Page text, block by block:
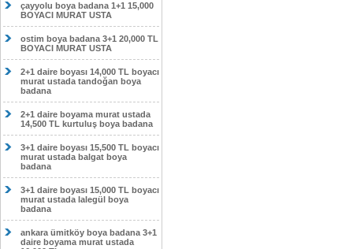
çayyolu boya badana 1+1 15,000
BOYACI MURAT USTA
ostim boya badana 3+1 20,000 TL
BOYACI MURAT USTA
2+1 daire boyası 14,000 TL boyacı
murat ustada tandoğan boya
badana
2+1 daire boyama murat ustada
14,500 TL kurtuluş boya badana
3+1 daire boyası 15,500 TL boyacı
murat ustada balgat boya
badana
3+1 daire boyası 15,000 TL boyacı
murat ustada lalegül boya
badana
ankara ümitköy boya badana 3+1
daire boyama murat ustada